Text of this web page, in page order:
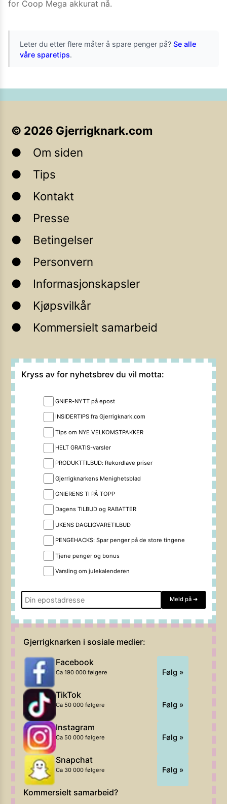
for Coop Mega akkurat nå.
Leter du etter flere måter å spare penger på? Se alle
våre sparetips.
© 2026 Gjerrigknark.com
Om siden
Tips
Kontakt
Presse
Betingelser
Personvern
Informasjonskapsler
Kjøpsvilkår
Kommersielt samarbeid
Kryss av for nyhetsbrev du vil motta:
GNIER-NYTT på epost
INSIDERTIPS fra Gjerrigknark.com
Tips om NYE VELKOMSTPAKKER
HELT GRATIS-varsler
PRODUKTTILBUD: Rekordlave priser
Gjerrigknarkens Menighetsblad
GNIERENS TI PÅ TOPP
Dagens TILBUD og RABATTER
UKENS DAGLIGVARETILBUD
PENGEHACKS: Spar penger på de store tingene
Tjene penger og bonus
Varsling om julekalenderen
Meld på ➔
Gjerrigknarken i sosiale medier:
Facebook
Ca 190 000 følgere Følg »
TikTok
Ca 50 000 følgere Følg »
Instagram
Ca 50 000 følgere Følg »
Snapchat
Ca 30 000 følgere Følg »
Kommersielt samarbeid?